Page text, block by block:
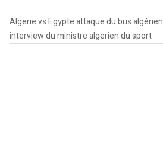
Algerie vs Egypte attaque du bus algérien
interview du ministre algerien du sport